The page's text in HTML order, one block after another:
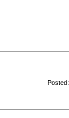
Posted: